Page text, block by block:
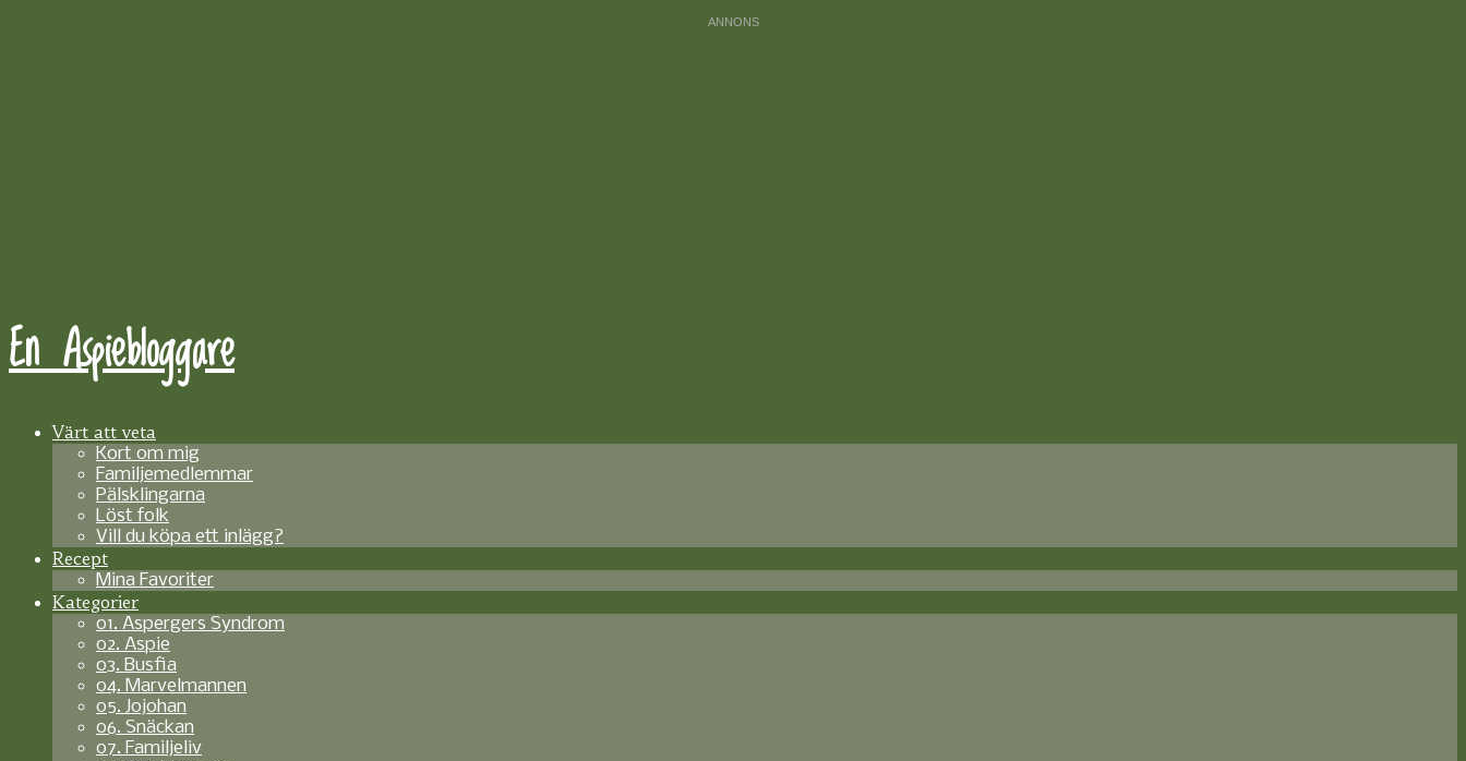
En Aspiebloggare
Värt att veta
Kort om mig
Familjemedlemmar
Pälsklingarna
Löst folk
Vill du köpa ett inlägg?
Recept
Mina Favoriter
Kategorier
01. Aspergers Syndrom
02. Aspie
03. Busfia
04. Marvelmannen
05. Jojohan
06. Snäckan
07. Familjeliv